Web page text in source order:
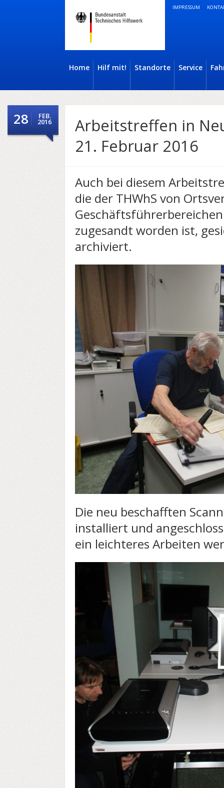
IMPRESSUM
Home Hilf mit! Standorte Service
28 FEB.
2016
Arbeitstreffen in
21. Februar 2016
Auch bei diesem
die der THWhS von
zugesandt worden ist,
archiviert.
Die neu beschafften
installiert und
ein leichteres Arbeiten